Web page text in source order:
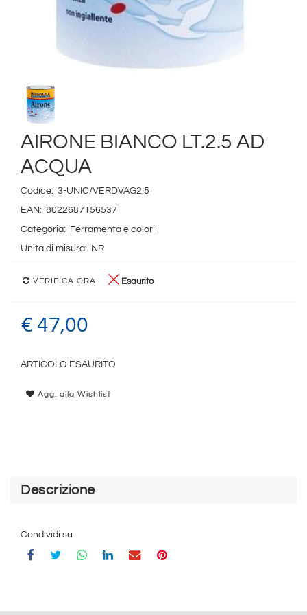
AIRONE BIANCO LT.2.5 AD
ACQUA
Codice: 3-UNIC/VERDVAG2.5
EAN: 8022687156537
Categoria:
Ferramenta e colori
Unita di misura:
NR
VERIFICA ORA Esaurito
€ 47,00
ARTICOLO ESAURITO
Agg. alla Wishlist
Descrizione
Condividi su